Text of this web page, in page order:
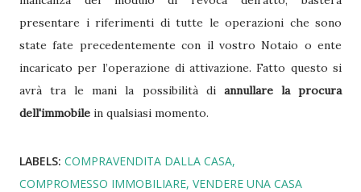
presentare i riferimenti di tutte le operazioni che sono
state fate precedentemente con il vostro Notaio o ente
incaricato per l’operazione di attivazione. Fatto questo si
avrà tra le mani la possibilità di annullare la procura
dell'immobile in qualsiasi momento.
LABELS: COMPRAVENDITA DALLA CASA
COMPROMESSO IMMOBILIARE VENDERE UNA CASA